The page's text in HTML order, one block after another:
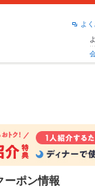
よ
ーポン情報